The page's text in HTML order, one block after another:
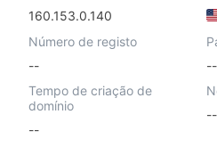
160.153.0.140
Número de registo
--
--
Tempo de criação de
domínio
--
--